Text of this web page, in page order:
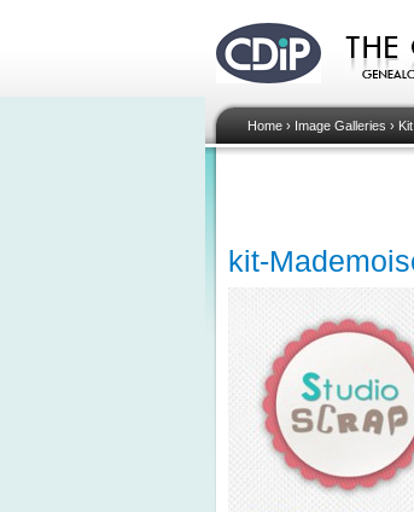
Home› Image Galleries ›
kit-